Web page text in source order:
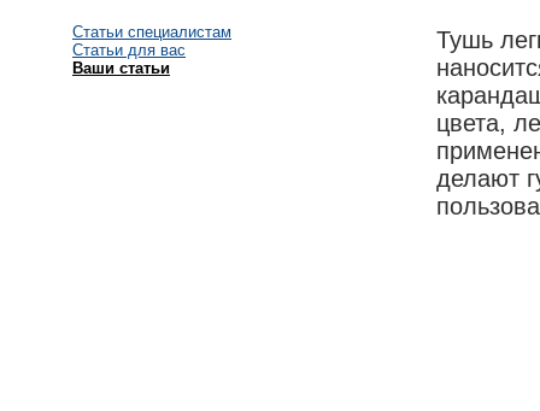
Статьи специалистам
Статьи для вас
Ваши статьи
Тушь
цвета,
делают